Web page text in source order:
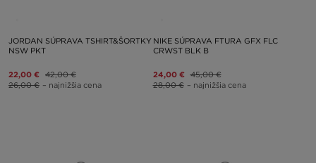
JORDAN SÚPRAVA TSHIRT&ŠORTKY
NSW PKT
22,00 € 42,00 €
26,00 € – najnižšia cena
NIKE SÚPRAVA FTURA GFX FLC
CRWST BLK B
24,00 € 45,00 €
28,00 € – najnižšia cena